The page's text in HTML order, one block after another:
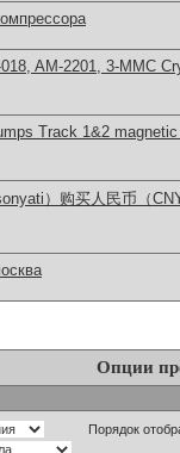
AM-2201, 3-MMC
Track 1&2
）购买人民币（
Опции
Порядок